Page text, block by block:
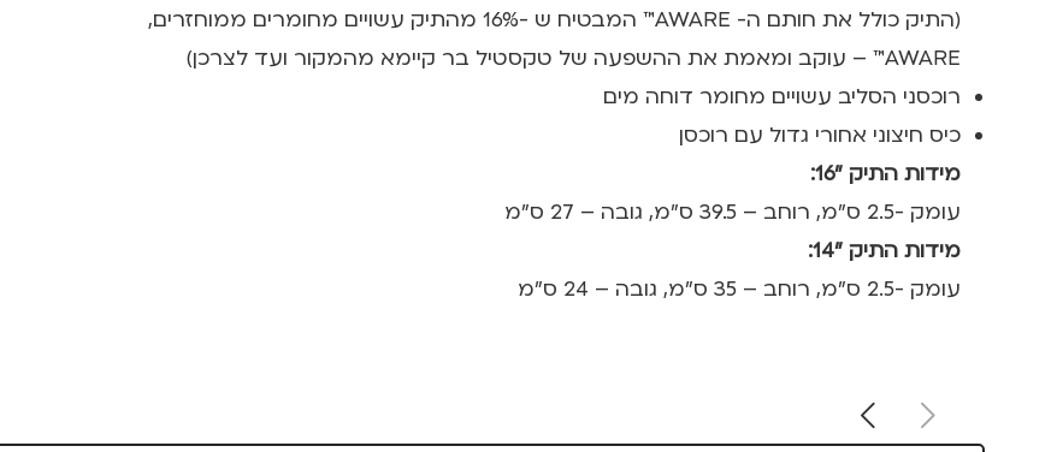
(התיק כולל את חותם ה- AWARE™ המבטיח ש -16% מהתיק עשויים מחומרים ממוחזרים,
AWARE™ – עוקב ומאמת את ההשפעה של טקסטיל בר קיימא מהמקור ועד לצרכן)
רוכסני הסליב עשויים מחומר דוחה מים
כיס חיצוני אחורי גדול עם רוכסן
מידות התיק "16:
עומק -2.5 ס"מ, רוחב – 39.5 ס"מ, גובה – 27 ס"מ
מידות התיק "14:
עומק -2.5 ס"מ, רוחב – 35 ס"מ, גובה – 24 ס"מ